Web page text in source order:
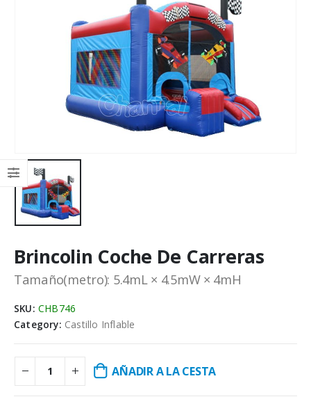
Brincolin Coche De Carreras
Tamaño(metro): 5.4mL × 4.5mW × 4mH
SKU: CHB746
Category: Castillo Inflable
AÑADIR A LA CESTA